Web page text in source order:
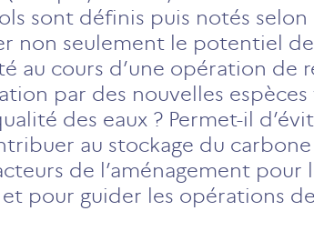
sont définis puis notés
non seulement le potentiel
au cours d’une opération de
par des nouvelles
des eaux ? Permet-il
au stockage du
de l’aménagement pour
pour guider les opérations